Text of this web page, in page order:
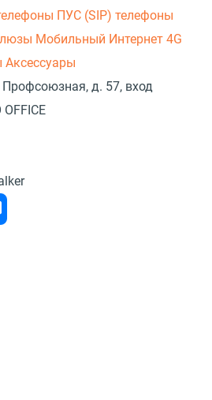
ПУС (SIP) телефоны
Мобильный Интернет 4G
Аксессуары
д. 57, вход